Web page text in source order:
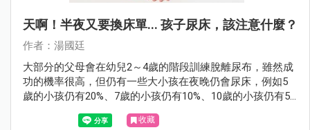
天啊！半夜又要換床單... 孩子尿床，該注意什麼？
作者：湯國廷
大部分的父母會在幼兒2～4歲的階段訓練脫離尿布，雖然成
功的機率很高，但仍有一些大小孩在夜晚仍會尿床，例如5
歲的小孩仍有20%、7歲的小孩仍有10%、10歲的小孩仍有5%
會尿床。尿床雖然稱不上什麼嚴重的醫療問題，但對父母或
小孩而言，尿床這件事，有時卻是沉重的打擊。
收藏